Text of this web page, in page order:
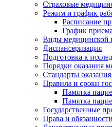
Страховые
Режим и график
Расписание
График
Виды медицинской
Диспансеризация
Подготовка к
Порядки оказания
Стандарты
Правила и сроки
Памятка
Памятка
Государственные
Права и